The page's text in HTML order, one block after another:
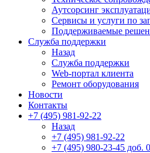
Аутсорсинг
Сервисы и услуги по
Поддерживаемые
Служба поддержки
Назад
Служба поддержки
Web-портал клиента
Ремонт оборудования
Новости
Контакты
+7 (495) 981-92-22
Назад
+7 (495) 981-92-22
+7 (495) 980-23-45 доб.